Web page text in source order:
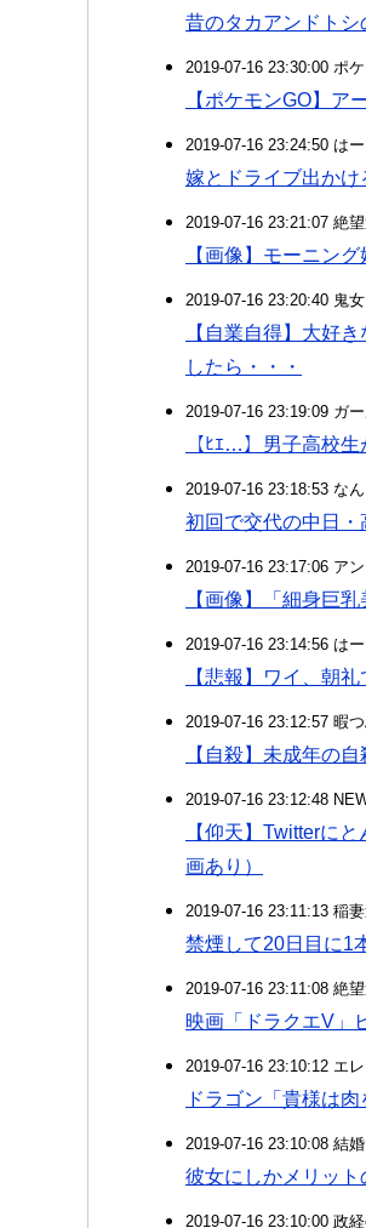
昔のタカアンドトシ
2019-07-16 23:30:00 ポ
【ポケモンGO】
2019-07-16 23:24:50 は
嫁とドライブ出か
2019-07-16 23:21:07 絶
【画像】モーニン
2019-07-16 23:20:40 鬼
【自業自得】大好
したら・・・
2019-07-16 23:19:09 ガ
【ﾋｴ…】男子高校
2019-07-16 23:18:53 な
初回で交代の中日
2019-07-16 23:17:06 ア
【画像】「細身巨
2019-07-16 23:14:56 は
【悲報】ワイ、朝
2019-07-16 23:12:57 暇
【自殺】未成年の
2019-07-16 23:12:48
【仰天】Twitterに
画あり）
2019-07-16 23:11:13 稲
禁煙して20日目に1
2019-07-16 23:11:08 絶
映画「ドラクエV」
2019-07-16 23:10:12 エ
ドラゴン「貴様は
2019-07-16 23:10:08 結
彼女にしかメリッ
2019-07-16 23:10:00 政